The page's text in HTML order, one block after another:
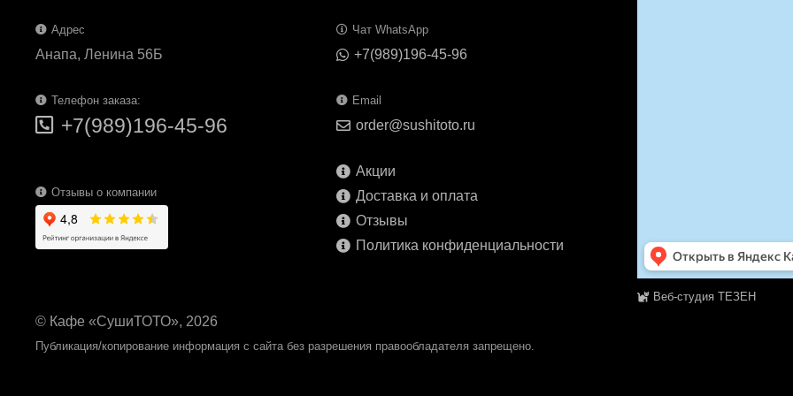
Адрес
Анапа, Ленина 56Б
Телефон заказа:
+7(989)196-45-96
Отзывы о компании
Чат WhatsApp
+7(989)196-45-96
Email
order@sushitoto.ru
Акции
Доставка и оплата
Отзывы
Политика конфиденциальности
Веб-студия ТЕЗЕН
© Кафе «СушиТОТО», 2026
Публикация/копирование информация с сайта без разрешения правообладателя запрещено.